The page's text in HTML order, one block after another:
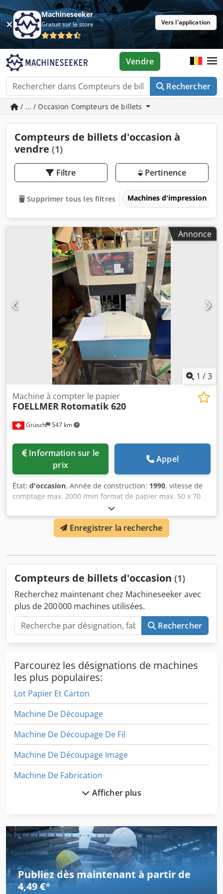
Machineseeker
Gratuit sur le store Vers l'application
Rechercher
Vendre
/ ... / Occasion Compteurs de billets
Compteurs de billets d'occasion à
vendre (1)
Filtre Pertinence
Supprimer tous les filtres Machines d'impression
Annonce
1 /3
Grüsch 547 km
Machine à compter le papier
FOELLMER Rotomatik 620
prix
Appel
État: d'occasion, Année de construction: 1990, vitesse de
comptage max. 2000 /min format de papier max. 50 x 70
Enregistrer la recherche
Compteurs de billets d'occasion (1)
Recherchez maintenant chez Machineseeker avec
plus de 200 000 machines utilisées.
Rechercher
Parcourez les désignations de machines
les plus populaires:
Lot Papier Et Carton
Machine De Découpage
Machine De Découpage De Fil
Machine De Découpage Image
Machine De Fabrication
Machine De Façonnage
Machine De Gravure
Machine De Laminage
Machine De Mesure
Afficher plus
Publiez dès maintenant à partir de
4,49 €*